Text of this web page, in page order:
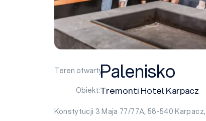
Teren otwarty:Palenisko
Obiekt:Tremonti Hotel Karpacz
Konstytucji 3 Maja 77/77A, 58-540Karpacz,